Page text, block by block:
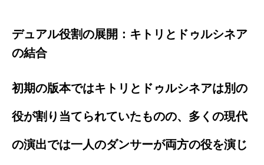
デュアル役割の展開：キトリとドゥルシネア
の結合
初期の版本ではキトリとドゥルシネアは別の
役が割り当てられていたものの、多くの現代
の演出では一人のダンサーが両方の役を演じ